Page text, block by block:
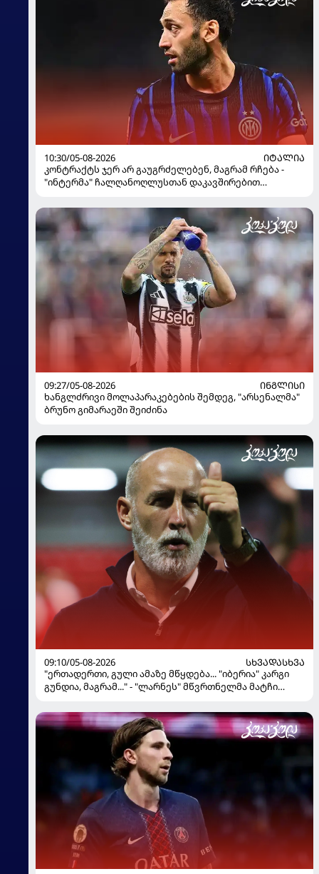
10:30/05-08-2026
ᲘᲢᲐᲚᲘᲐ
კონტრაქტს ჯერ არ გაუგრძელებენ, მაგრამ რჩება -
"ინტერმა" ჩალღანოღლუსთან დაკავშირებით
09:27/05-08-2026
ᲘᲜᲒᲚᲘᲡᲘ
ხანგლძრივი მოლაპარაკებების შემდეგ, "არსენალმა"
ბრუნო გიმარაეში შეიძინა
09:10/05-08-2026
ᲡᲮᲕᲐᲓᲐᲡᲮᲕᲐ
"ერთადერთი, გული ამაზე მწყდება... "იბერია" კარგი
გუნდია, მაგრამ..." - "ლარნეს" მწვრთნელმა მატჩი
მოჰყავს